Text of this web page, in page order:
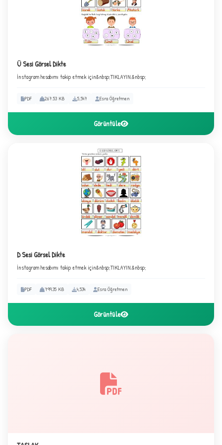
3
Ü Sesi Görsel Dikte
İnstagram hesabımı takip etmek için&nbsp;TIKLAYIN.&nbsp;
PDF 267.53 KB 5,547 Esra Öğretmen
Görüntüle
D Sesi Görsel Dikte
İnstagram hesabımı takip etmek için&nbsp;TIKLAYIN.&nbsp;
PDF 799.35 KB 4,534 Esra Öğretmen
Görüntüle